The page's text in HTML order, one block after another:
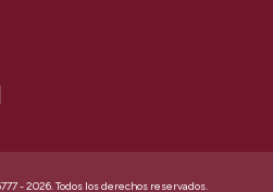
- 2026. Todos los derechos reservados.